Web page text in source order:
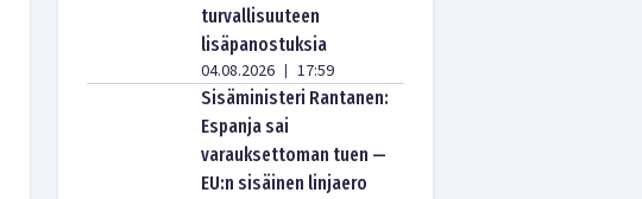
turvallisuuteen
lisäpanostuksia
04.08.2026 | 17:59
Sisäministeri Rantanen:
Espanja sai
varauksettoman tuen —
EU:n sisäinen linjaero